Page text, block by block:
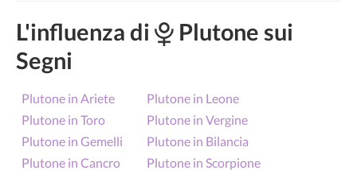
L'influenza di
Plutone sui
Segni
Plutone in Ariete
Plutone in Toro
Plutone in Gemelli
Plutone in Cancro
Plutone in Leone
Plutone in Vergine
Plutone in Bilancia
Plutone in Scorpione